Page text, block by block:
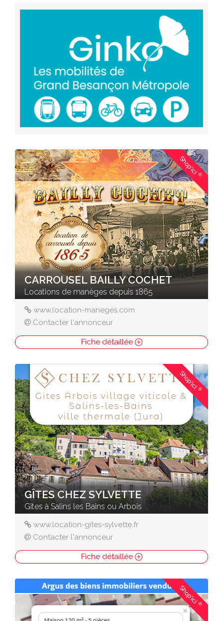
Shop'ici®
CARROUSEL BAILLY COCHET
Locations de manèges depuis 1865
www.location-maneges.com
Contacter l'annonceur
Fiche détaillée
Shop'ici®
GÎTES CHEZ SYLVETTE
Gîtes à Salins les Bains ou Arbois
www.location-gites-sylvette.fr
Contacter l'annonceur
Fiche détaillée
Shop'ici®